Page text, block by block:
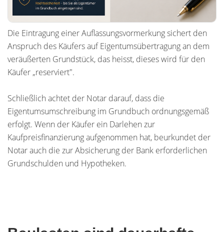
Die Eintragung einer Auflassungsvormerkung sichert den
Anspruch des Käufers auf Eigentumsübertragung an dem
veräußerten Grundstück, das heisst, dieses wird für den
Käufer „reserviert".
Schließlich achtet der Notar darauf, dass die
Eigentumsumschreibung im Grundbuch ordnungsgemäß
erfolgt. Wenn der Käufer ein Darlehen zur
Kaufpreisfinanzierung aufgenommen hat, beurkundet der
Notar auch die zur Absicherung der Bank erforderlichen
Grundschulden und Hypotheken.